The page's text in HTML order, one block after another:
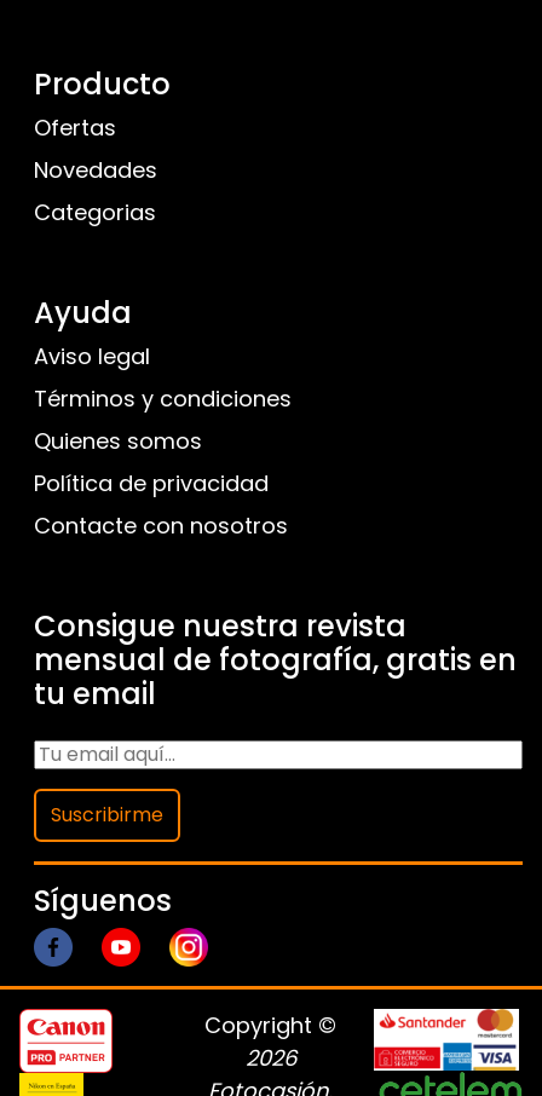
Producto
Ofertas
Novedades
Categorias
Ayuda
Aviso legal
Términos y condiciones
Quienes somos
Política de privacidad
Contacte con nosotros
Consigue nuestra revista
mensual de fotografía, gratis en
tu email
Suscribirme
Síguenos
Copyright ©
2026